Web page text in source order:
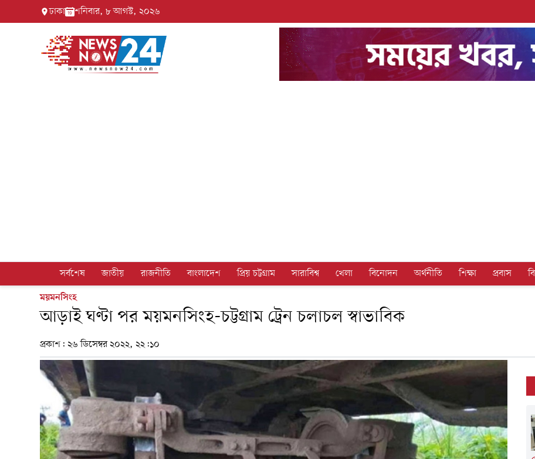
ঢাকা শনিবার, ৮ আগস্ট, ২০২৬
সর্বশেষ জাতীয় রাজনীতি বাংলাদেশ প্রিয় চট্টগ্রাম সারাবিশ্ব খেলা বিনোদন অর্থনীতি শিক্ষা প্রবাস
ময়মনসিংহ
আড়াই ঘণ্টা পর ময়মনসিংহ-চট্টগ্রাম ট্রেন চলাচল স্বাভাবিক
প্রকাশ: ২৬ ডিসেম্বর ২০২২, ২২:১০